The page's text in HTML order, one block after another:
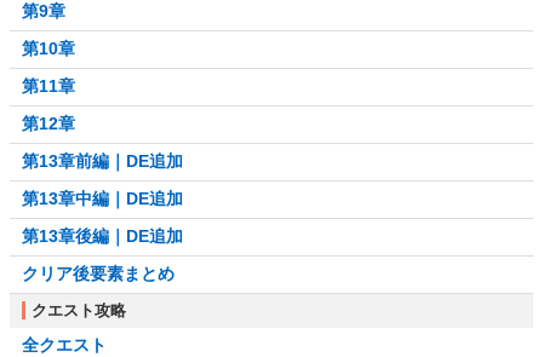
第9章
第10章
第11章
第12章
第13章前編｜DE追加
第13章中編｜DE追加
第13章後編｜DE追加
クリア後要素まとめ
クエスト攻略
全クエスト